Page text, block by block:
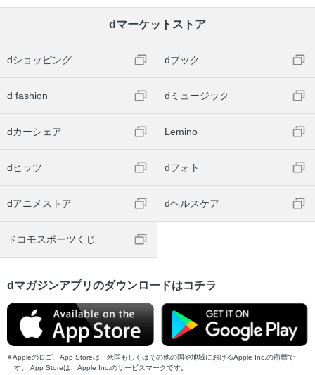
dマーケットストア
dショッピング dブック
d fashion dミュージック
dカーシェア Lemino
dヒッツ dフォト
dアニメストア dヘルスケア
ドコモスポーツくじ
dマガジンアプリのダウンロードはコチラ
Appleのロゴ、App Storeは、米国もしくはその他の国や地域におけるApple Inc.の商標で
す。 App Storeは、Apple Inc.のサービスマークです。